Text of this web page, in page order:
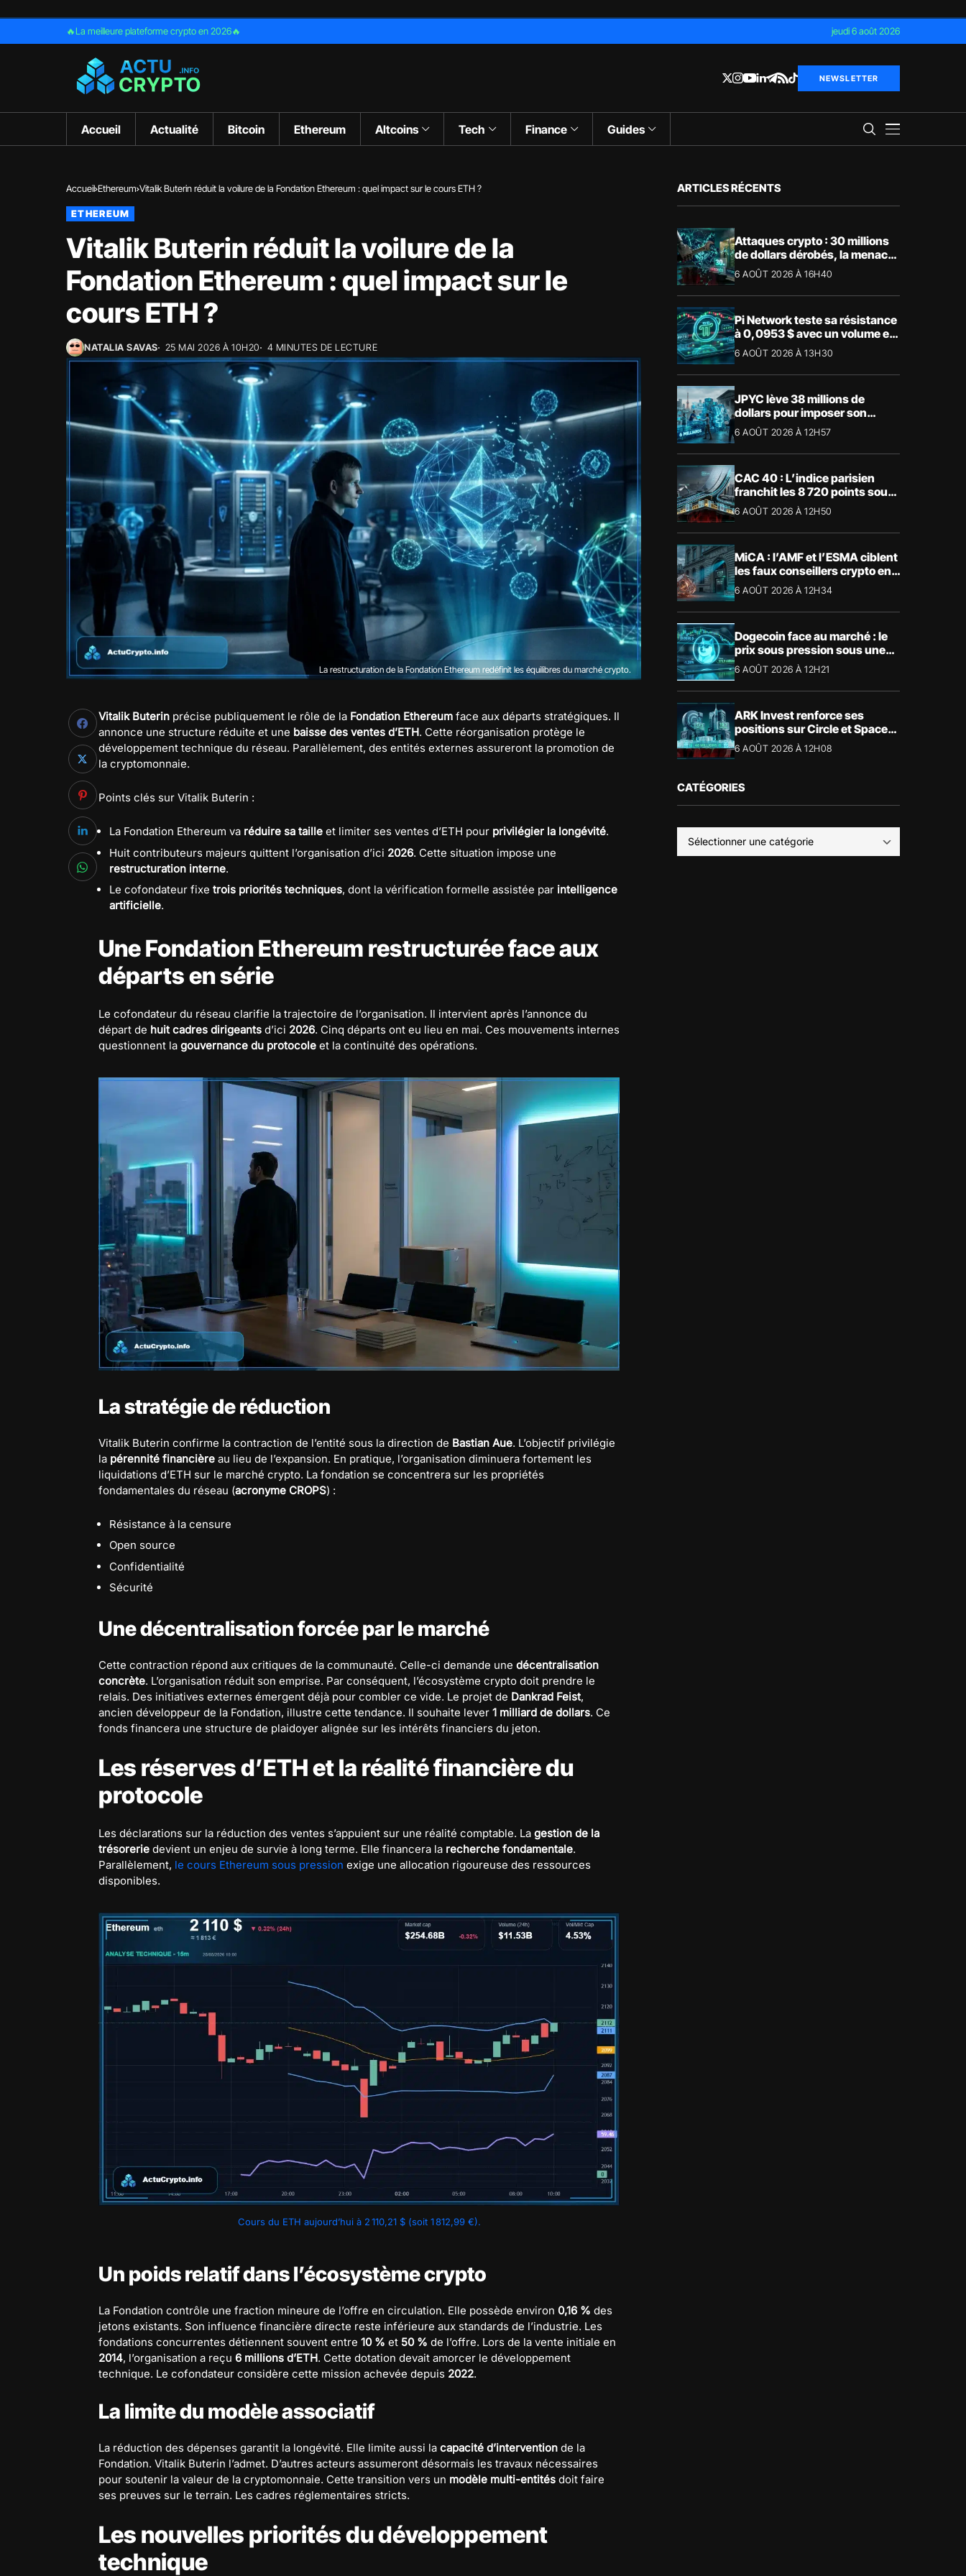
🔥La meilleure plateforme crypto en 2026🔥 jeudi 6 août 2026
NEWSLETTER
Accueil Actualité Bitcoin Ethereum Altcoins Tech Finance Guides
Accueil Ethereum Vitalik Buterin réduit la voilure de la Fondation Ethereum : quel impact sur le cours ETH ?
ETHEREUM
Vitalik Buterin réduit la voilure de la
Fondation Ethereum : quel impact sur le
cours ETH ?
NATALIA SAVAS 25 MAI 2026 À 10H20 4 MINUTES DE LECTURE
La restructuration de la Fondation Ethereum redéfinit les équilibres du marché crypto.
Vitalik Buterin précise publiquement le rôle de la Fondation Ethereum face aux départs stratégiques. Il
annonce une structure réduite et une baisse des ventes d’ETH. Cette réorganisation protège le
développement technique du réseau. Parallèlement, des entités externes assureront la promotion de
la cryptomonnaie.
Points clés sur Vitalik Buterin :
La Fondation Ethereum va réduire sa taille et limiter ses ventes d’ETH pour privilégier la longévité.
Huit contributeurs majeurs quittent l’organisation d’ici 2026. Cette situation impose une
restructuration interne.
Le cofondateur fixe trois priorités techniques, dont la vérification formelle assistée par intelligence
artificielle.
Une Fondation Ethereum restructurée face aux
départs en série
Le cofondateur du réseau clarifie la trajectoire de l’organisation. Il intervient après l’annonce du
départ de huit cadres dirigeants d’ici 2026. Cinq départs ont eu lieu en mai. Ces mouvements internes
questionnent la gouvernance du protocole et la continuité des opérations.
La stratégie de réduction
Vitalik Buterin confirme la contraction de l’entité sous la direction de Bastian Aue. L’objectif privilégie
la pérennité financière au lieu de l’expansion. En pratique, l’organisation diminuera fortement les
liquidations d’ETH sur le marché crypto. La fondation se concentrera sur les propriétés
fondamentales du réseau (acronyme CROPS) :
Résistance à la censure
Open source
Confidentialité
Sécurité
Une décentralisation forcée par le marché
Cette contraction répond aux critiques de la communauté. Celle-ci demande une décentralisation
concrète. L’organisation réduit son emprise. Par conséquent, l’écosystème crypto doit prendre le
relais. Des initiatives externes émergent déjà pour combler ce vide. Le projet de Dankrad Feist,
ancien développeur de la Fondation, illustre cette tendance. Il souhaite lever 1 milliard de dollars. Ce
fonds financera une structure de plaidoyer alignée sur les intérêts financiers du jeton.
Les réserves d’ETH et la réalité financière du
protocole
Les déclarations sur la réduction des ventes s’appuient sur une réalité comptable. La gestion de la
trésorerie devient un enjeu de survie à long terme. Elle financera la recherche fondamentale.
Parallèlement, le cours Ethereum sous pression exige une allocation rigoureuse des ressources
disponibles.
Cours du ETH aujourd’hui à 2 110,21 $ (soit 1 812,99 €).
Un poids relatif dans l’écosystème crypto
La Fondation contrôle une fraction mineure de l’offre en circulation. Elle possède environ 0,16 % des
jetons existants. Son influence financière directe reste inférieure aux standards de l’industrie. Les
fondations concurrentes détiennent souvent entre 10 % et 50 % de l’offre. Lors de la vente initiale en
2014, l’organisation a reçu 6 millions d’ETH. Cette dotation devait amorcer le développement
technique. Le cofondateur considère cette mission achevée depuis 2022.
La limite du modèle associatif
La réduction des dépenses garantit la longévité. Elle limite aussi la capacité d’intervention de la
Fondation. Vitalik Buterin l’admet. D’autres acteurs assumeront désormais les travaux nécessaires
pour soutenir la valeur de la cryptomonnaie. Cette transition vers un modèle multi-entités doit faire
ses preuves sur le terrain. Les cadres réglementaires stricts.
Les nouvelles priorités du développement
technique
ARTICLES RÉCENTS
Attaques crypto : 30 millions
de dollars dérobés, la menace
devient physique
6 AOÛT 2026 À 16H40
Pi Network teste sa résistance
à 0,0953 $ avec un volume en
forte hausse
6 AOÛT 2026 À 13H30
JPYC lève 38 millions de
dollars pour imposer son
stablecoin yen au Japon
6 AOÛT 2026 À 12H57
CAC 40 : L’indice parisien
franchit les 8 720 points sous
l’impulsion du luxe
6 AOÛT 2026 À 12H50
MiCA : l’AMF et l’ESMA ciblent
les faux conseillers crypto en
Europe
6 AOÛT 2026 À 12H34
Dogecoin face au marché : le
prix sous pression sous une
résistance décisive
6 AOÛT 2026 À 12H21
ARK Invest renforce ses
positions sur Circle et SpaceX
: ce que révèlent les chiffres
6 AOÛT 2026 À 12H08
CATÉGORIES